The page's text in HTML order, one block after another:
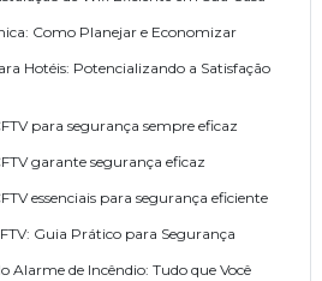
Como Planejar e Economizar
Hotéis: Potencializando a Satisfação
para segurança sempre eficaz
garante segurança eficaz
essenciais para segurança eficiente
Guia Prático para Segurança
Alarme de Incêndio: Tudo que Você